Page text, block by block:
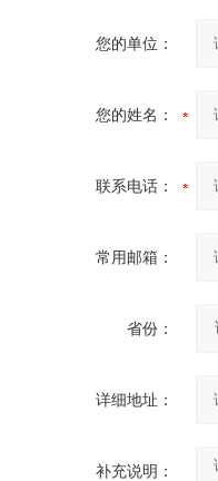
您的单位：
您的姓名：
联系电话：
常用邮箱：
省份：
详细地址：
补充说明：